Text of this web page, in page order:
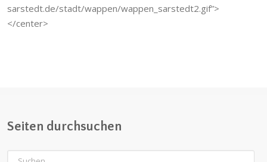
sarstedt.de/stadt/wappen/wappen_sarstedt2.gif”>
</center>
Seiten durchsuchen